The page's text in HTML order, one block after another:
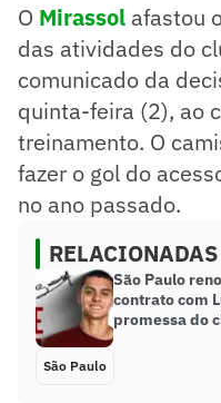
O Mirassol afastou
das atividades do
comunicado da
quinta-feira (2), ao
treinamento. O
fazer o gol do
no ano passado.
RELACIONADAS
São Paulo
contrato com
promessa do
São Paulo